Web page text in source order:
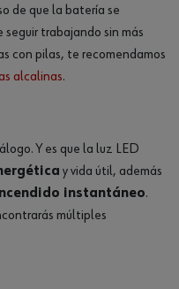
de que la batería se
trabajando sin más
con pilas, te recomendamos
alcalinas.
Y es que la luz LED
y vida útil, además
instantáneo.
múltiples